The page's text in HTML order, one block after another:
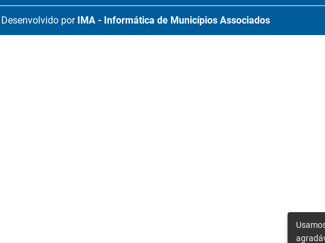
Desenvolvido por IMA - Informática de Municípios Associados